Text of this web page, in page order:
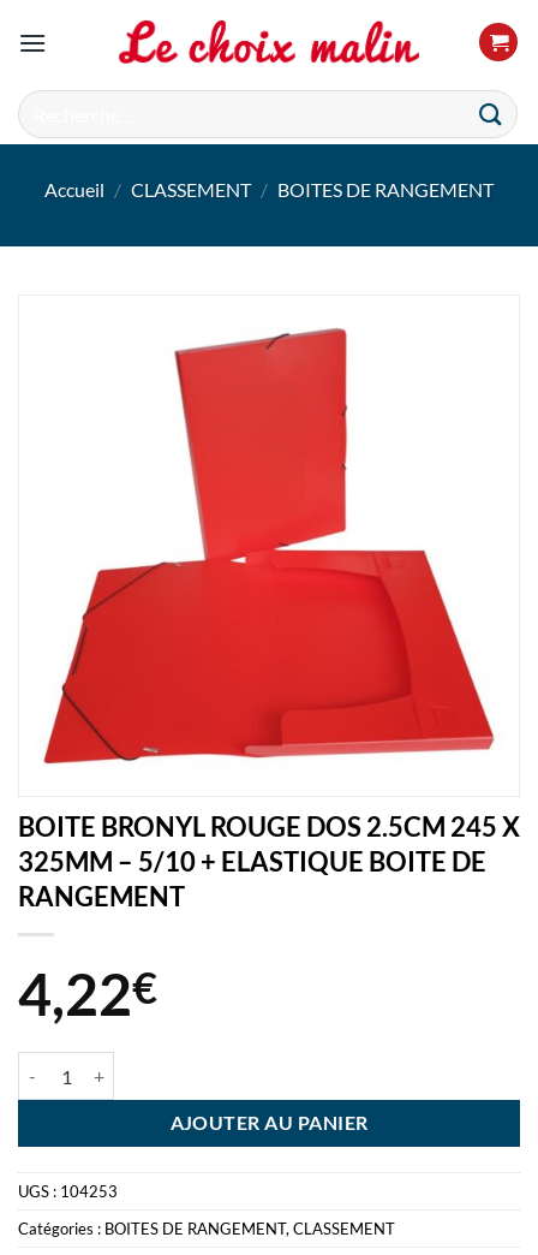
Recherche
pour :
Accueil / CLASSEMENT / BOITES DE RANGEMENT
BOITE BRONYL ROUGE DOS 2.5CM 245 X
325MM – 5/10 + ELASTIQUE BOITE DE
RANGEMENT
4,22€
AJOUTER AU PANIER
UGS : 104253
Catégories : BOITES DE RANGEMENT, CLASSEMENT